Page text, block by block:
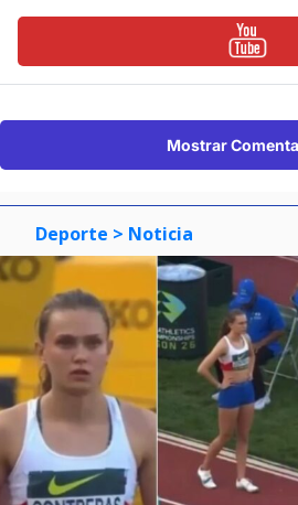
Mostrar
Deporte > Noticia